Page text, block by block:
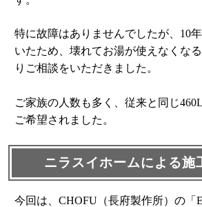
特に故障はありませんでしたが、10
いたため、壊れてお湯が使えなくな
りご相談をいただきました。
ご家族の人数も多く、従来と同じ
ご希望されました。
ニラスイホームによる施
今回は、CHOFU（長府製作所）の「